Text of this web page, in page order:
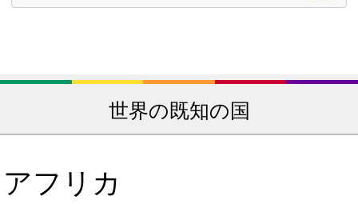
世界の既知の国
アフリカ